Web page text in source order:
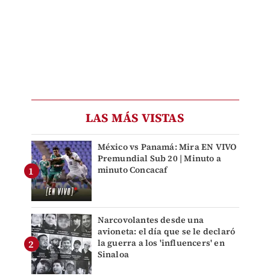
LAS MÁS VISTAS
México vs Panamá: Mira EN VIVO
Premundial Sub 20 | Minuto a
minuto Concacaf
Narcovolantes desde una
avioneta: el día que se le declaró
la guerra a los 'influencers' en
Sinaloa